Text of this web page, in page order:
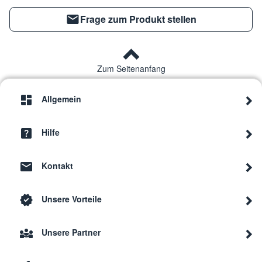
Frage zum Produkt stellen
Zum Seitenanfang
Allgemein
Hilfe
Kontakt
Unsere Vorteile
Unsere Partner